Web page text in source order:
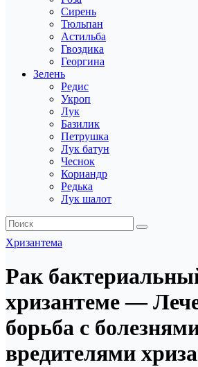
Сирень
Тюльпан
Астильба
Гвоздика
Георгина
Зелень
Редис
Укроп
Лук
Базилик
Петрушка
Лук батун
Чеснок
Кориандр
Редька
Лук шалот
Хризантема
Рак
хризантеме —
борьба с
вредителями